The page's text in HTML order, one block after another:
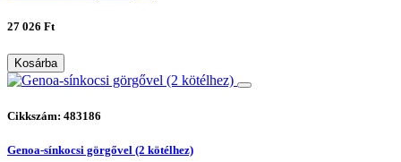
27 026 Ft
Kosárba
Cikkszám: 483186
Genoa-sínkocsi görgővel (2 kötélhez)